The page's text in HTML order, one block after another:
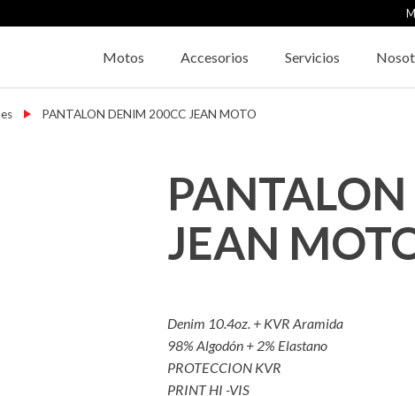
Motos Accesorios Servicios
→ PANTALON DENIM 200CC JEAN MOTO
JEAN
Denim 10.4oz. + KVR Aramida
98% Algodón + 2% Elastano
PROTECCION KVR
PRINT HI -VIS